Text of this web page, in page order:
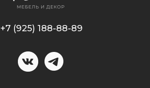
+7 (925) 188-88-89